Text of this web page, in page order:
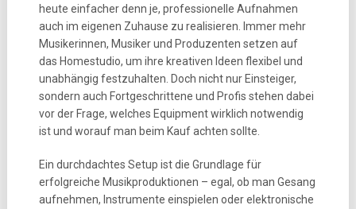
heute einfacher denn je, professionelle Aufnahmen
auch im eigenen Zuhause zu realisieren. Immer mehr
Musikerinnen, Musiker und Produzenten setzen auf
das Homestudio, um ihre kreativen Ideen flexibel und
unabhängig festzuhalten. Doch nicht nur Einsteiger,
sondern auch Fortgeschrittene und Profis stehen dabei
vor der Frage, welches Equipment wirklich notwendig
ist und worauf man beim Kauf achten sollte.
Ein durchdachtes Setup ist die Grundlage für
erfolgreiche Musikproduktionen – egal, ob man Gesang
aufnehmen, Instrumente einspielen oder elektronische